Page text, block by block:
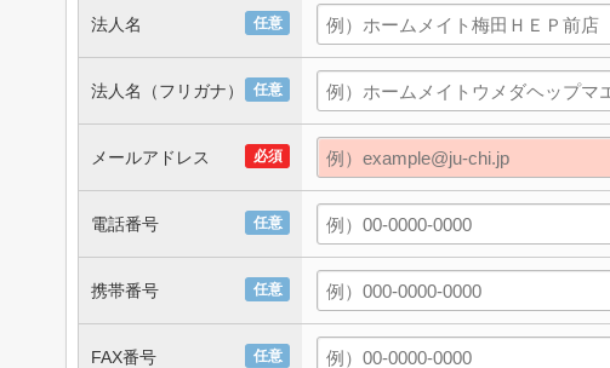
任意
法人名
任意
法人名（フリガナ）
必須
メールアドレス
任意
電話番号
任意
携帯番号
任意
FAX番号